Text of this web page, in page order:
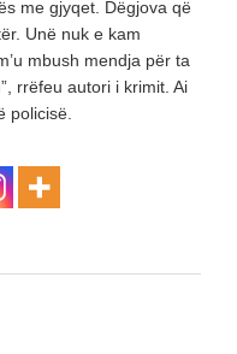
me gjyqet. Dëgjova që
Unë nuk e kam
mbush mendja për ta
rrëfeu autori i krimit. Ai
policisë.